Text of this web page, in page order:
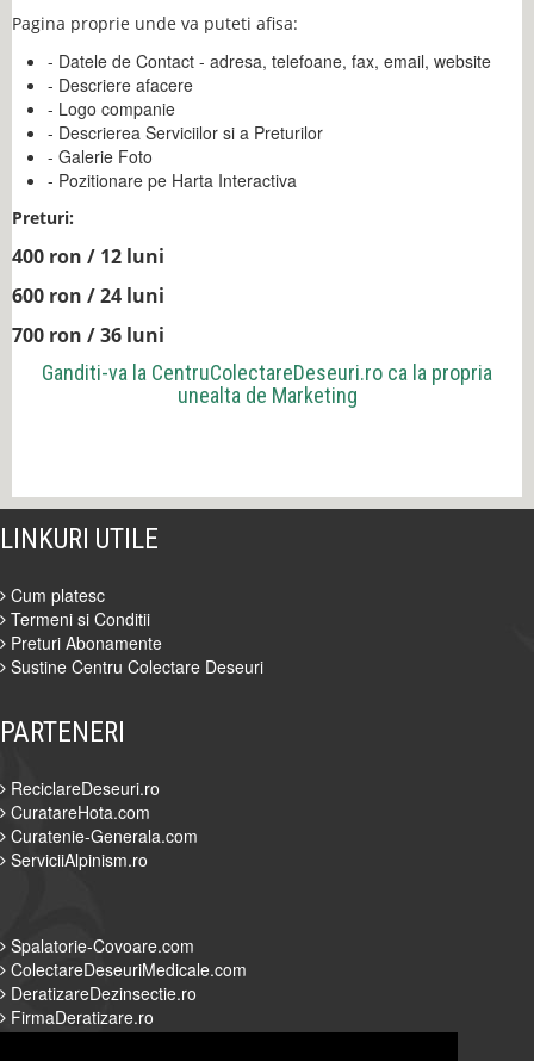
Pagina proprie unde va puteti afisa:
- Datele de Contact - adresa, telefoane, fax, email, website
- Descriere afacere
- Logo companie
- Descrierea Serviciilor si a Preturilor
- Galerie Foto
- Pozitionare pe Harta Interactiva
Preturi:
400 ron / 12 luni
600 ron / 24 luni
700 ron / 36 luni
Ganditi-va la CentruColectareDeseuri.ro ca la propria
unealta de Marketing
LINKURI UTILE
Cum platesc
Termeni si Conditii
Preturi Abonamente
Sustine Centru Colectare Deseuri
PARTENERI
ReciclareDeseuri.ro
CuratareHota.com
Curatenie-Generala.com
ServiciiAlpinism.ro
Spalatorie-Covoare.com
ColectareDeseuriMedicale.com
DeratizareDezinsectie.ro
FirmaDeratizare.ro